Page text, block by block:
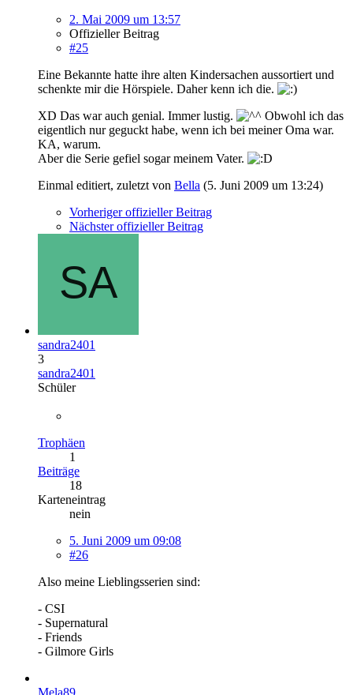
2. Mai 2009 um 13:57
Offizieller Beitrag
#25
Eine Bekannte hatte ihre alten Kindersachen aussortiert und
schenkte mir die Hörspiele. Daher kenn ich die.
XD Das war auch genial. Immer lustig.
Obwohl ich das
eigentlich nur geguckt habe, wenn ich bei meiner Oma war.
KA, warum.
Aber die Serie gefiel sogar meinem Vater.
Einmal editiert, zuletzt von Bella (5. Juni 2009 um 13:24)
Vorheriger offizieller Beitrag
Nächster offizieller Beitrag
sandra2401
3
sandra2401
Schüler
Trophäen
1
Beiträge
18
Karteneintrag
nein
5. Juni 2009 um 09:08
#26
Also meine Lieblingsserien sind:
- CSI
- Supernatural
- Friends
- Gilmore Girls
Mela89